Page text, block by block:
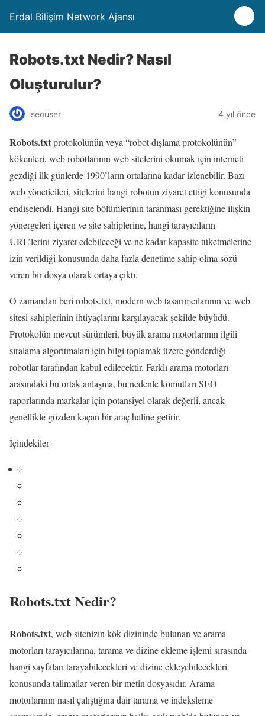
Erdal Bilişim Network Ajansı
Robots.txt Nedir? Nasıl
Oluşturulur?
seouser 4 yıl önce
Robots.txtprotokolünün veya “robot dışlama protokolünün”
kökenleri, web robotlarının web sitelerini okumak için interneti
gezdiği ilk günlerde 1990’ların ortalarına kadar izlenebilir. Bazı
web yöneticileri, sitelerini hangi robotun ziyaret ettiği konusunda
endişelendi. Hangi site bölümlerinin taranması gerektiğine ilişkin
yönergeleri içeren ve site sahiplerine, hangi tarayıcıların
URL’lerini ziyaret edebileceği ve ne kadar kapasite tüketmelerine
izin verildiği konusunda daha fazla denetime sahip olma sözü
veren bir dosya olarak ortaya çıktı.
O zamandan beri robots.txt, modern web tasarımcılarının ve web
sitesi sahiplerinin ihtiyaçlarını karşılayacak şekilde büyüdü.
Protokolün mevcut sürümleri, büyük arama motorlarının ilgili
sıralama algoritmaları için bilgi toplamak üzere gönderdiği
robotlar tarafından kabul edilecektir. Farklı arama motorları
arasındaki bu ortak anlaşma, bu nedenle komutları SEO
raporlarında markalar için potansiyel olarak değerli, ancak
genellikle gözden kaçan bir araç haline getirir.
İçindekiler
Robots.txt Nedir?
Robots.txt, web sitenizin kök dizininde bulunan ve arama
motorları tarayıcılarına, tarama ve dizine ekleme işlemi sırasında
hangi sayfaları tarayabilecekleri ve dizine ekleyebilecekleri
konusunda talimatlar veren bir metin dosyasıdır. Arama
motorlarının nasıl çalıştığına dair tarama ve indeksleme